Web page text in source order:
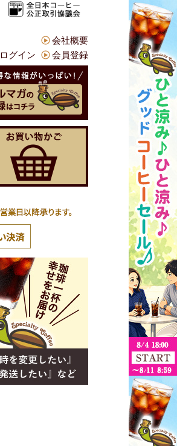
会社概要
ログイン
会員登録